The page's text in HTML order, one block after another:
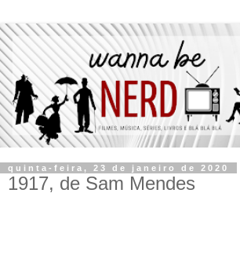
quinta-feira, 23 de janeiro de 2020
1917, de Sam Mendes